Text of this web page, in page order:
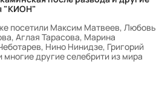
"КИОН"
посетили Максим Матвеев, Любовь
Аглая Тарасова, Марина
Нино Нинидзе, Григорий
многие другие селебрити из мира